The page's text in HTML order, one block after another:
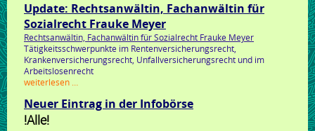
erfolgreich
mit
strategie
Update: Rechtsanwältin, Fachanwältin für
Sozialrecht Frauke Meyer
Rechtsanwältin, Fachanwältin für Sozialrecht Frauke Meyer
Tätigkeitsschwerpunkte im Rentenversicherungsrecht,
Krankenversicherungsrecht, Unfallversicherungsrecht und im
Arbeitslosenrecht
weiterlesen …
fachanwältin
Neuer Eintrag in der Infobörse
!Alle!